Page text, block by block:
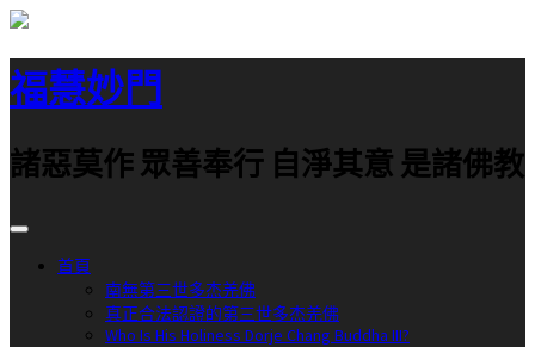
跳
至
主
要
容
福慧妙門
諸惡莫作 眾善奉行 自淨其意 是諸佛教
首頁
南無第三世多杰羌佛
真正合法認證的第三世多杰羌佛
Who Is His Holiness Dorje Chang Buddha III?